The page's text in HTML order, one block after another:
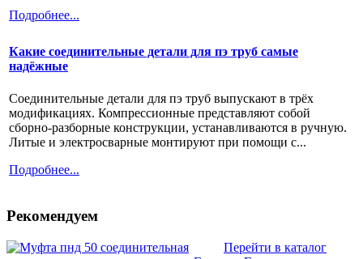
Подробнее...
Какие соединительные детали для пэ труб самые
надёжные
Соединительные детали для пэ труб выпускают в трёх
модификациях. Компрессионные представляют собой
сборно-разборные конструкции, устанавливаются в ручную.
Литые и электросварные монтируют при помощи с...
Подробнее...
Рекомендуем
Перейти в каталог